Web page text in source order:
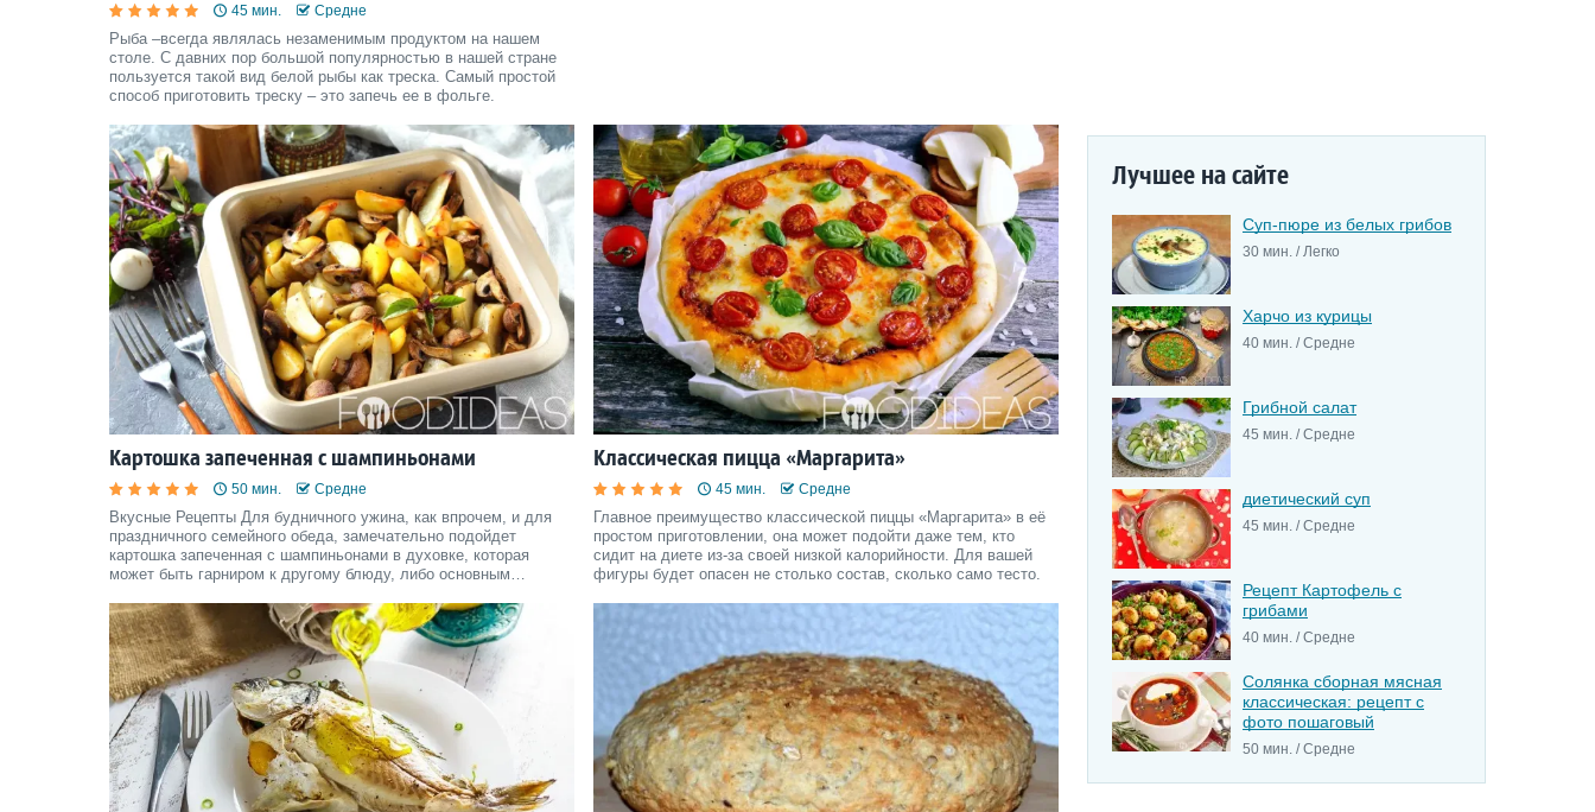
45 мин. Средне
Рыба –всегда являлась незаменимым продуктом на нашем
столе. С давних пор большой популярностью в нашей стране
пользуется такой вид белой рыбы как треска. Самый простой
способ приготовить треску – это запечь ее в фольге.
Картошка запеченная с шампиньонами
50 мин. Средне
Вкусные Рецепты Для будничного ужина, как впрочем, и для
праздничного семейного обеда, замечательно подойдет
картошка запеченная с шампиньонами в духовке, которая
может быть гарниром к другому блюду, либо основным
Классическая пицца «Маргарита»
45 мин. Средне
Главное преимущество классической пиццы «Маргарита» в её
простом приготовлении, она может подойти даже тем, кто
сидит на диете из-за своей низкой калорийности. Для вашей
фигуры будет опасен не столько состав, сколько само тесто.
Лучшее на сайте
Суп-пюре из белых грибов
30 мин. / Легко
Харчо из курицы
40 мин. / Средне
Грибной салат
45 мин. / Средне
диетический суп
45 мин. / Средне
Рецепт Картофель с
грибами
40 мин. / Средне
Солянка сборная мясная
классическая: рецепт с
фото пошаговый
50 мин. / Средне